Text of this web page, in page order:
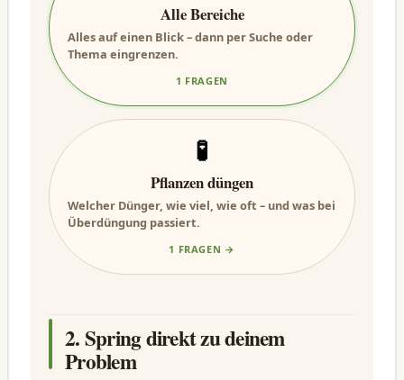
Alle Bereiche
Alles auf einen Blick – dann per Suche oder
Thema eingrenzen.
1 FRAGEN
🧪
Pflanzen düngen
Welcher Dünger, wie viel, wie oft – und was bei
Überdüngung passiert.
1 FRAGEN →
2. Spring direkt zu deinem
Problem